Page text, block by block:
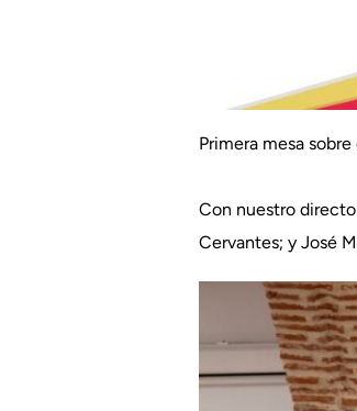
Primera mesa
Con nuestro
Cervantes; y José